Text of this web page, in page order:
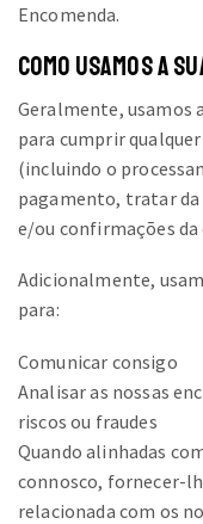
Encomenda.
COMO USAMOS A
Geralmente, usamos
para cumprir
(incluindo o
pagamento, tratar da
e/ou confirmações da
Adicionalmente,
para:
Comunicar consigo
Analisar as nossas
riscos ou fraudes
Quando alinhadas
connosco, fornecer-
relacionada com os